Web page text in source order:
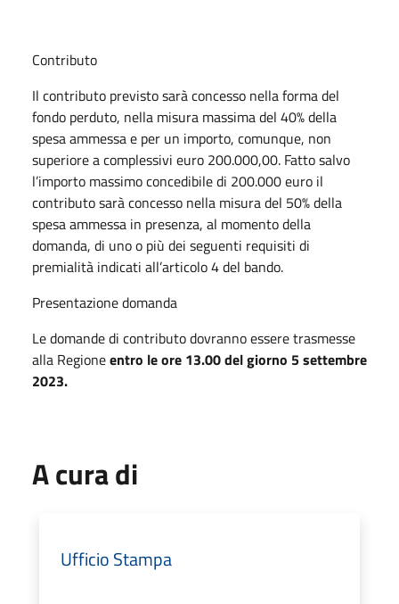
Contributo
Il contributo previsto sarà concesso nella forma del
fondo perduto, nella misura massima del 40% della
spesa ammessa e per un importo, comunque, non
superiore a complessivi euro 200.000,00. Fatto salvo
l’importo massimo concedibile di 200.000 euro il
contributo sarà concesso nella misura del 50% della
spesa ammessa in presenza, al momento della
domanda, di uno o più dei seguenti requisiti di
premialità indicati all’articolo 4 del bando.
Presentazione domanda
Le domande di contributo dovranno essere trasmesse
alla Regioneentro le ore 13.00 del giorno 5 settembre
2023.
A cura di
Ufficio Stampa